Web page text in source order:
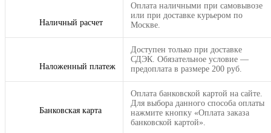
Наличный расчет
Оплата наличными при самовывозе
или при доставке курьером по
Москве.
Наложенный платеж
Доступен только при доставке
СДЭК. Обязательное условие —
предоплата в размере 200 руб.
Банковская карта
Оплата банковской картой на сайте.
Для выбора данного способа оплаты
нажмите кнопку «Оплата заказа
банковской картой».